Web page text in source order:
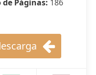
Páginas: 186